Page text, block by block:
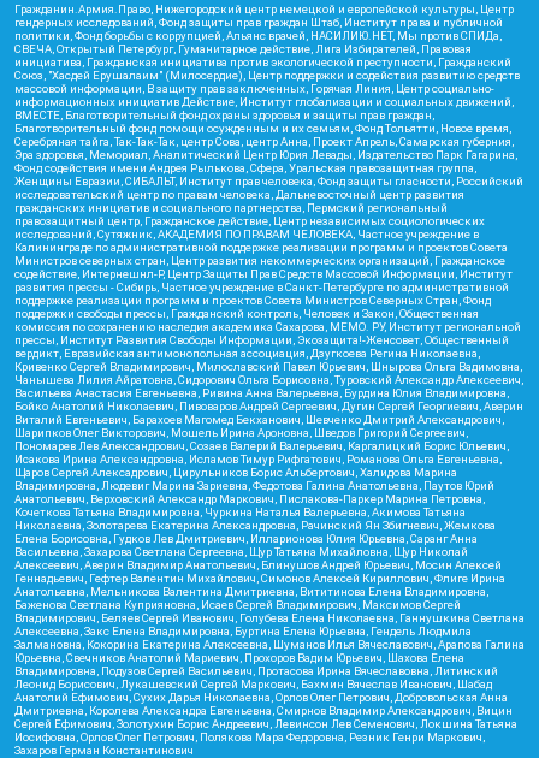
Гражданин.Армия.Право, Нижегородский центр немецкой и европейской культуры, Центр
гендерных исследований, Фонд защиты прав граждан Штаб, Институт права и публичной
политики, Фонд борьбы с коррупцией, Альянс врачей, НАСИЛИЮ.НЕТ, Мы против СПИДа,
СВЕЧА, Открытый Петербург, Гуманитарное действие, Лига Избирателей, Правовая
инициатива, Гражданская инициатива против экологической преступности, Гражданский
Союз, "Хасдей Ерушалаим" (Милосердие), Центр поддержки и содействия развитию средств
массовой информации, В защиту прав заключенных, Горячая Линия, Центр социально-
информационных инициатив Действие, Институт глобализации и социальных движений,
ВМЕСТЕ, Благотворительный фонд охраны здоровья и защиты прав граждан,
Благотворительный фонд помощи осужденным и их семьям, Фонд Тольятти, Новое время,
Серебряная тайга, Так-Так-Так, центр Сова, центр Анна, Проект Апрель, Самарская губерния,
Эра здоровья, Мемориал, Аналитический Центр Юрия Левады, Издательство Парк Гагарина,
Фонд содействия имени Андрея Рылькова, Сфера, Уральская правозащитная группа,
Женщины Евразии, СИБАЛЬТ, Институт прав человека, Фонд защиты гласности, Российский
исследовательский центр по правам человека, Дальневосточный центр развития
гражданских инициатив и социального партнерства, Пермский региональный
правозащитный центр, Гражданское действие, Центр независимых социологических
исследований, Сутяжник, АКАДЕМИЯ ПО ПРАВАМ ЧЕЛОВЕКА, Частное учреждение в
Калининграде по административной поддержке реализации программ и проектов Совета
Министров северных стран, Центр развития некоммерческих организаций, Гражданское
содействие, Интернешнл-Р, Центр Защиты Прав Средств Массовой Информации, Институт
развития прессы - Сибирь, Частное учреждение в Санкт-Петербурге по административной
поддержке реализации программ и проектов Совета Министров Северных Стран, Фонд
поддержки свободы прессы, Гражданский контроль, Человек и Закон, Общественная
комиссия по сохранению наследия академика Сахарова, МЕМО. РУ, Институт региональной
прессы, Институт Развития Свободы Информации, Экозащита!-Женсовет, Общественный
вердикт, Евразийская антимонопольная ассоциация, Дзугкоева Регина Николаевна,
Кривенко Сергей Владимирович, Милославский Павел Юрьевич, Шнырова Ольга Вадимовна,
Чанышева Лилия Айратовна, Сидорович Ольга Борисовна, Туровский Александр Алексеевич,
Васильева Анастасия Евгеньевна, Ривина Анна Валерьевна, Бурдина Юлия Владимировна,
Бойко Анатолий Николаевич, Пивоваров Андрей Сергеевич, Дугин Сергей Георгиевич, Аверин
Виталий Евгеньевич, Барахоев Магомед Бекханович, Шевченко Дмитрий Александрович,
Шарипков Олег Викторович, Мошель Ирина Ароновна, Шведов Григорий Сергеевич,
Пономарев Лев Александрович, Созаев Валерий Валерьевич, Каргалицкий Борис Юльевич,
Исакова Ирина Александровна, Исламов Тимур Рифгатович, Романова Ольга Евгеньевна,
Щаров Сергей Алексадрович, Цирульников Борис Альбертович, Халидова Марина
Владимировна, Людевиг Марина Зариевна, Федотова Галина Анатольевна, Паутов Юрий
Анатольевич, Верховский Александр Маркович, Пислакова-Паркер Марина Петровна,
Кочеткова Татьяна Владимировна, Чуркина Наталья Валерьевна, Акимова Татьяна
Николаевна, Золотарева Екатерина Александровна, Рачинский Ян Збигневич, Жемкова
Елена Борисовна, Гудков Лев Дмитриевич, Илларионова Юлия Юрьевна, Саранг Анна
Васильевна, Захарова Светлана Сергеевна, Щур Татьяна Михайловна, Щур Николай
Алексеевич, Аверин Владимир Анатольевич, Блинушов Андрей Юрьевич, Мосин Алексей
Геннадьевич, Гефтер Валентин Михайлович, Симонов Алексей Кириллович, Флиге Ирина
Анатольевна, Мельникова Валентина Дмитриевна, Вититинова Елена Владимировна,
Баженова Светлана Куприяновна, Исаев Сергей Владимирович, Максимов Сергей
Владимирович, Беляев Сергей Иванович, Голубева Елена Николаевна, Ганнушкина Светлана
Алексеевна, Закс Елена Владимировна, Буртина Елена Юрьевна, Гендель Людмила
Залмановна, Кокорина Екатерина Алексеевна, Шуманов Илья Вячеславович, Арапова Галина
Юрьевна, Свечников Анатолий Мариевич, Прохоров Вадим Юрьевич, Шахова Елена
Владимировна, Подузов Сергей Васильевич, Протасова Ирина Вячеславовна, Литинский
Леонид Борисович, Лукашевский Сергей Маркович, Бахмин Вячеслав Иванович, Шабад
Анатолий Ефимович, Сухих Дарья Николаевна, Орлов Олег Петрович, Добровольская Анна
Дмитриевна, Королева Александра Евгеньевна, Смирнов Владимир Александрович, Вицин
Сергей Ефимович, Золотухин Борис Андреевич, Левинсон Лев Семенович, Локшина Татьяна
Иосифовна, Орлов Олег Петрович, Полякова Мара Федоровна, Резник Генри Маркович,
Захаров Герман Константинович